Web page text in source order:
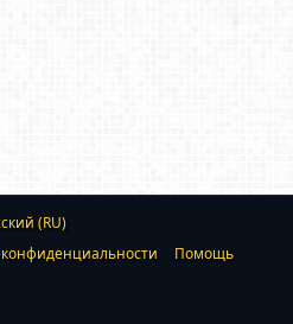
(RU)
Помощь